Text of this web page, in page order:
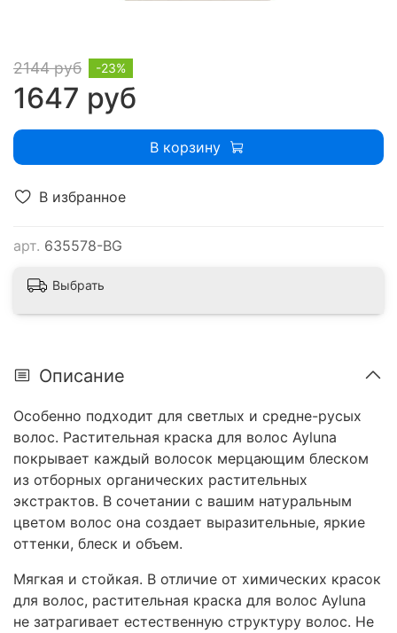
В избранное
арт. 635578-BG
2144 руб
1647 руб
-23%
В корзину
Выбрать
Описание
Особенно подходит для светлых и средне-русых
волос. Растительная краска для волос Ayluna
покрывает каждый волосок мерцающим блеском
из отборных органических растительных
экстрактов. В сочетании с вашим натуральным
цветом волос она создает выразительные, яркие
оттенки, блеск и объем.
Мягкая и стойкая. В отличие от химических красок
для волос, растительная краска для волос Ayluna
не затрагивает естественную структуру волос. Не